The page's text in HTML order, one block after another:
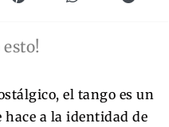
esto!
el tango es un
a la identidad de